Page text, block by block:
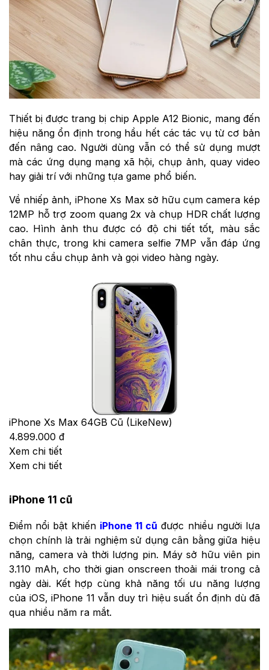
Thiết bị được trang bị chip Apple A12 Bionic, mang đến
hiệu năng ổn định trong hầu hết các tác vụ từ cơ bản
đến nâng cao. Người dùng vẫn có thể sử dụng mượt
mà các ứng dụng mạng xã hội, chụp ảnh, quay video
hay giải trí với những tựa game phổ biến.
Về nhiếp ảnh, iPhone Xs Max sở hữu cụm camera kép
12MP hỗ trợ zoom quang 2x và chụp HDR chất lượng
cao. Hình ảnh thu được có độ chi tiết tốt, màu sắc
chân thực, trong khi camera selfie 7MP vẫn đáp ứng
tốt nhu cầu chụp ảnh và gọi video hàng ngày.
iPhone Xs Max 64GB Cũ (LikeNew)
4.899.000 đ
Xem chi tiết
Xem chi tiết
iPhone 11 cũ
Điểm nổi bật khiến iPhone 11 cũ được nhiều người lựa
chọn chính là trải nghiệm sử dụng cân bằng giữa hiệu
năng, camera và thời lượng pin. Máy sở hữu viên pin
3.110 mAh, cho thời gian onscreen thoải mái trong cả
ngày dài. Kết hợp cùng khả năng tối ưu năng lượng
của iOS, iPhone 11 vẫn duy trì hiệu suất ổn định dù đã
qua nhiều năm ra mắt.